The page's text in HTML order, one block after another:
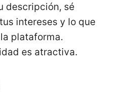
descripción, sé
intereses y lo que
plataforma.
es atractiva.